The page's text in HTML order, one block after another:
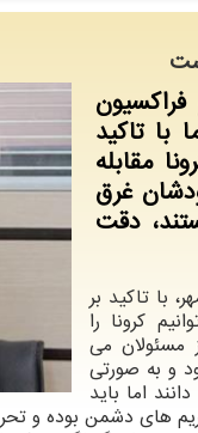
با تاكید
مقابله
غرق
دقت
با تاكید بر
كرونا را
مسئولان می
و به صورتی
اما باید
های دشمن بوده و